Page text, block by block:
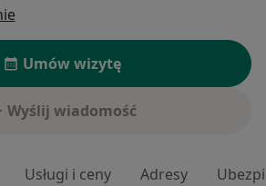
Umów wizytę
Wyślij wiadomość
Usługi i ceny Adresy